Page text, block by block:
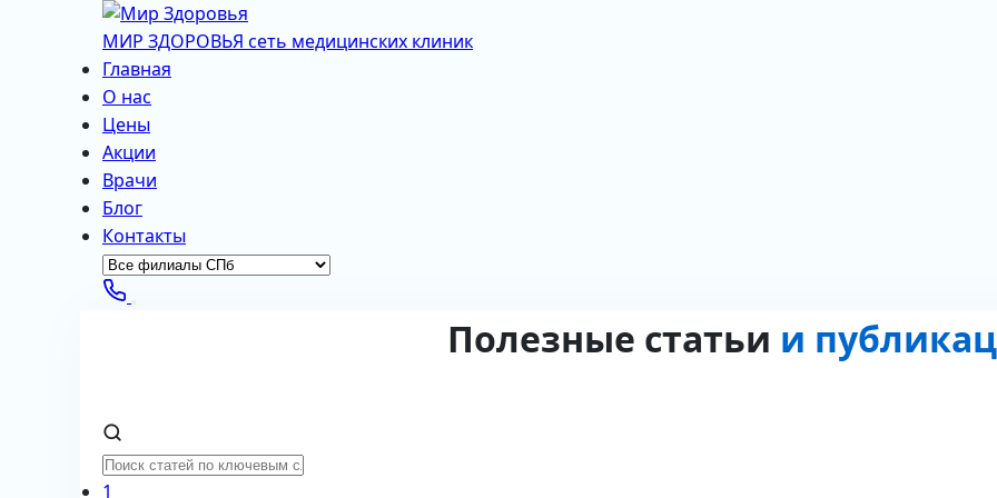
МИР ЗДОРОВЬЯ сеть медицинских клиник
Главная
О нас
Цены
Акции
Врачи
Блог
Контакты
Полезные статьи и
1